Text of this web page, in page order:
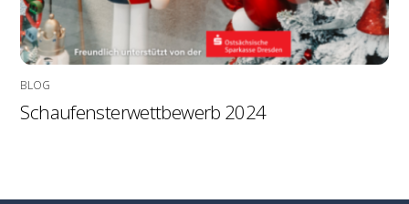
BLOG
Schaufensterwettbewerb 2024